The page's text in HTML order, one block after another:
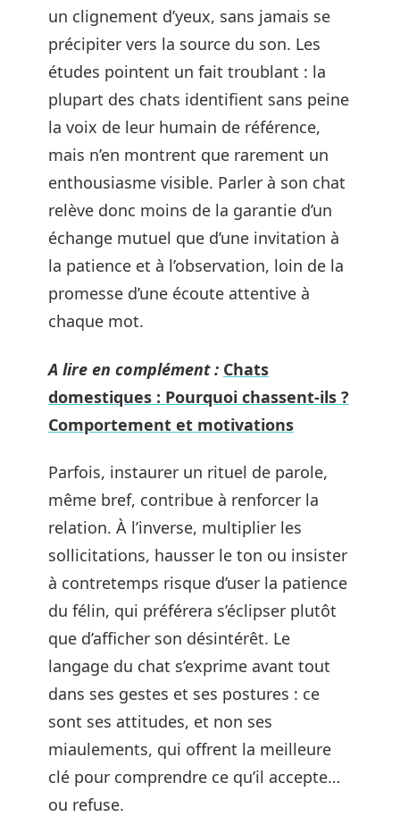
un clignement d’yeux, sans jamais se
précipiter vers la source du son. Les
études pointent un fait troublant : la
plupart des chats identifient sans peine
la voix de leur humain de référence,
mais n’en montrent que rarement un
enthousiasme visible. Parler à son chat
relève donc moins de la garantie d’un
échange mutuel que d’une invitation à
la patience et à l’observation, loin de la
promesse d’une écoute attentive à
chaque mot.
A lire en complément : Chats
domestiques : Pourquoi chassent-ils ?
Comportement et motivations
Parfois, instaurer un rituel de parole,
même bref, contribue à renforcer la
relation. À l’inverse, multiplier les
sollicitations, hausser le ton ou insister
à contretemps risque d’user la patience
du félin, qui préférera s’éclipser plutôt
que d’afficher son désintérêt. Le
langage du chat s’exprime avant tout
dans ses gestes et ses postures : ce
sont ses attitudes, et non ses
miaulements, qui offrent la meilleure
clé pour comprendre ce qu’il accepte…
ou refuse.